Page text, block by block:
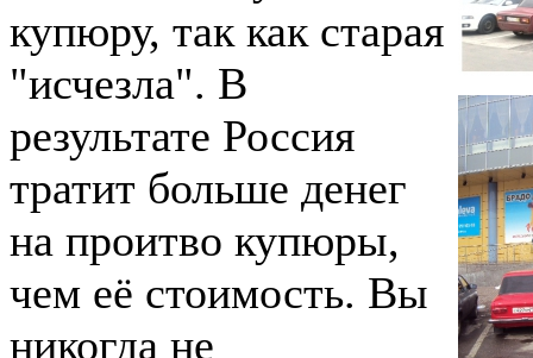
купюру, так как старая
"исчезла". В
результате Россия
тратит больше денег
на проитво купюры,
чем её стоимость. Вы
никогда не